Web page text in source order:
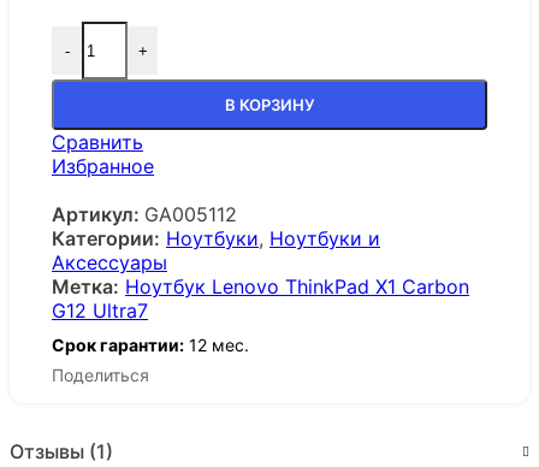
- +
В КОРЗИНУ
Сравнить
Избранное
Артикул: GA005112
Категории: Ноутбуки, Ноутбуки и
Аксессуары
Метка: Ноутбук Lenovo ThinkPad X1 Carbon
G12 Ultra7
Срок гарантии: 12 мес.
Поделиться
Отзывы (1)